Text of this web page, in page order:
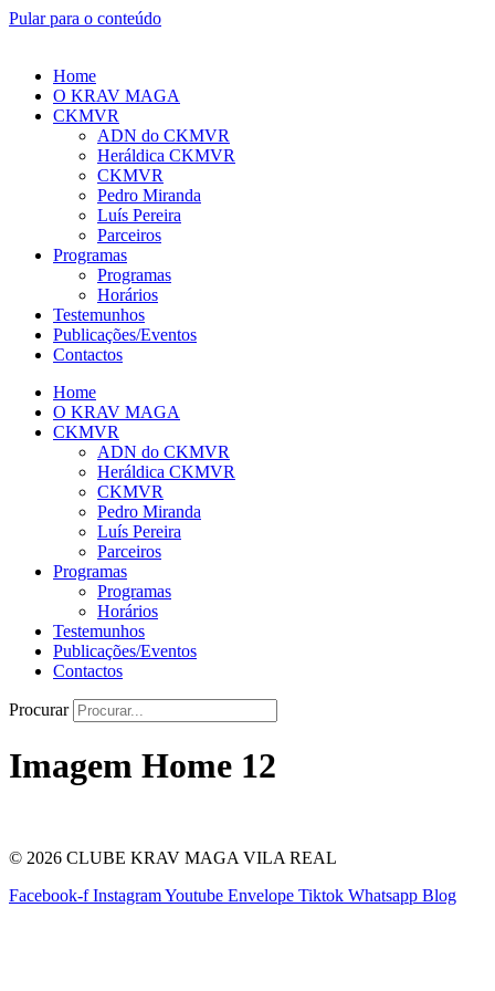
Pular para o conteúdo
Home
O KRAV MAGA
CKMVR
ADN do CKMVR
Heráldica CKMVR
CKMVR
Pedro Miranda
Luís Pereira
Parceiros
Programas
Programas
Horários
Testemunhos
Publicações/Eventos
Contactos
Home
O KRAV MAGA
CKMVR
ADN do CKMVR
Heráldica CKMVR
CKMVR
Pedro Miranda
Luís Pereira
Parceiros
Programas
Programas
Horários
Testemunhos
Publicações/Eventos
Contactos
Procurar
Imagem Home 12
© 2026 CLUBE KRAV MAGA VILA REAL
Facebook-f InstagramYoutube Envelope Tiktok Whatsapp Blog